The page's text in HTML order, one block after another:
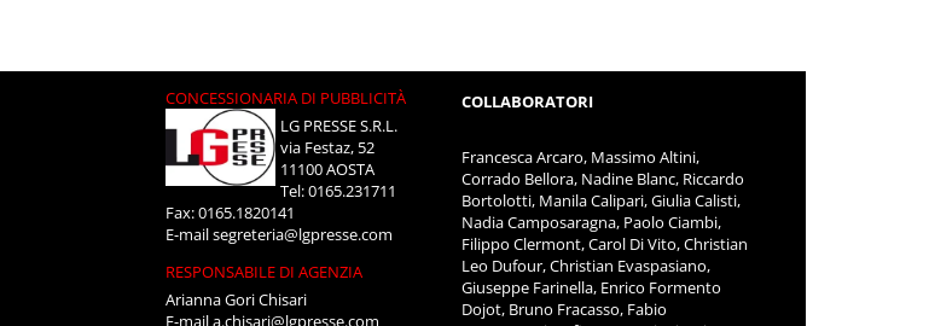
CONCESSIONARIA DI PUBBLICITÀ
LG PRESSE S.R.L.
via Festaz, 52
11100 AOSTA
Tel: 0165.231711
Fax: 0165.1820141
E-mailsegreteria@lgpresse.com
RESPONSABILE DI AGENZIA
Arianna Gori Chisari
E-maila.chisari@lgpresse.com
COLLABORATORI
Francesca Arcaro, Massimo Altini,
Corrado Bellora, Nadine Blanc, Riccardo
Bortolotti, Manila Calipari, Giulia Calisti,
Nadia Camposaragna, Paolo Ciambi,
Filippo Clermont, Carol Di Vito, Christian
Leo Dufour, Christian Evaspasiano,
Giuseppe Farinella, Enrico Formento
Dojot, Bruno Fracasso, Fabio